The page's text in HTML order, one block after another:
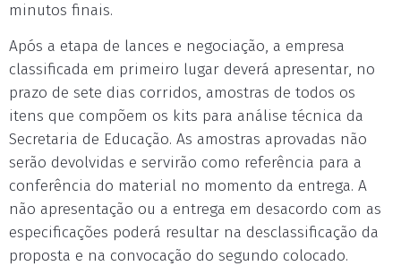
minutos finais.
Após a etapa de lances e negociação, a empresa
classificada em primeiro lugar deverá apresentar, no
prazo de sete dias corridos, amostras de todos os
itens que compõem os kits para análise técnica da
Secretaria de Educação. As amostras aprovadas não
serão devolvidas e servirão como referência para a
conferência do material no momento da entrega. A
não apresentação ou a entrega em desacordo com as
especificações poderá resultar na desclassificação da
proposta e na convocação do segundo colocado.